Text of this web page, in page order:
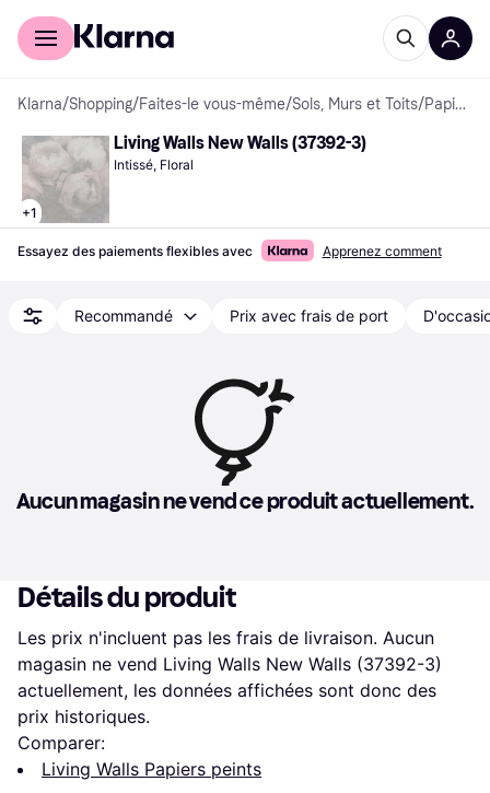
Acheter avec Klarna
Klarna/Shopping/Faites-le vous-même/Sols, Murs et Toits/ Papiers peints
+1
Living Walls New Walls (37392-3)
Intissé, Floral
Essayez des paiements flexibles avec Apprenez comment
Recommandé Prix avec frais de port
Aucun magasin ne vend ce produit actuellement.
Détails du produit
Les prix n'incluent pas les frais de livraison. Aucun
magasin ne vend Living Walls New Walls (37392-3)
actuellement, les données affichées sont donc des
prix historiques.
Comparer:
Living Walls Papiers peints